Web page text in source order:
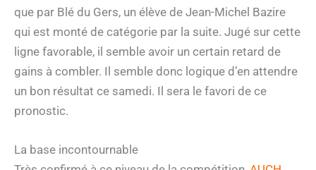
que par Blé du Gers, un élève de Jean-Michel Bazire
qui est monté de catégorie par la suite. Jugé sur cette
ligne favorable, il semble avoir un certain retard de
gains à combler. Il semble donc logique d’en attendre
un bon résultat ce samedi. Il sera le favori de ce
pronostic.
La base incontournable